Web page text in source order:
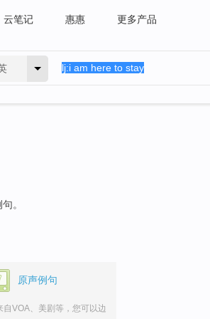
云笔记 惠惠 更多产品
。
原声例句
自VOA、美剧等，您可以边